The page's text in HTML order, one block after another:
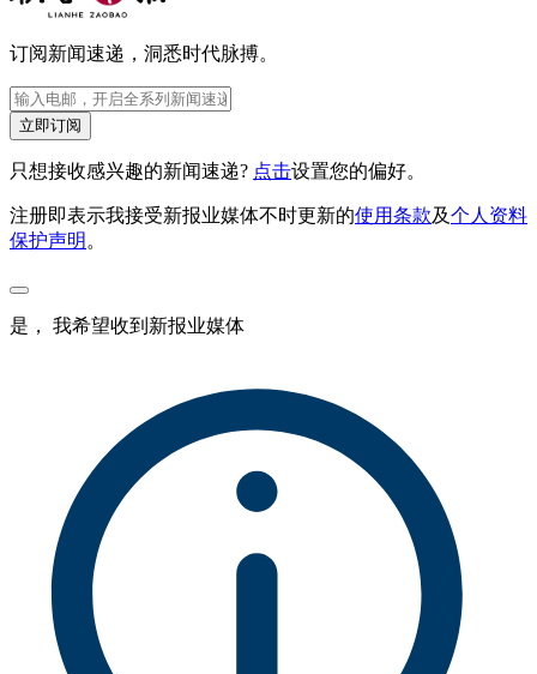
订阅新闻速递，洞悉时代脉搏。
立即订阅
只想接收感兴趣的新闻速递? 点击设置您的偏好。
注册即表示我接受新报业媒体不时更新的使用条款及个人资料
保护声明 。
是， 我希望收到新报业媒体